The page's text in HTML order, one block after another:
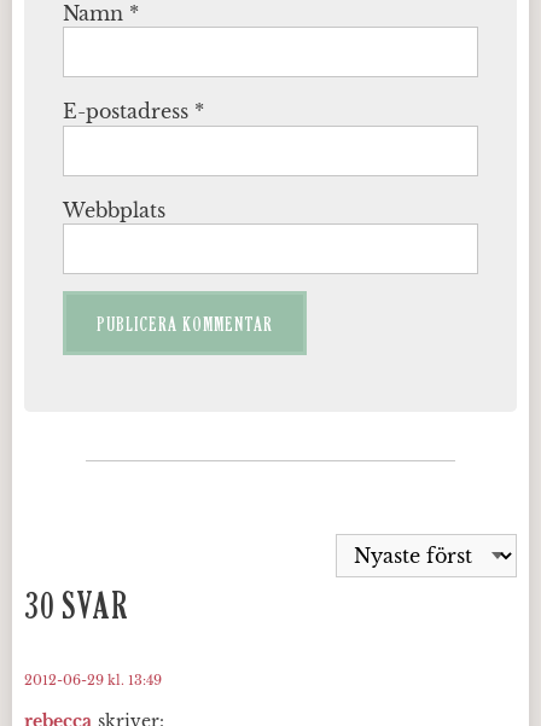
Namn *
E-postadress *
Webbplats
30 SVAR
rebecca skriver:
2012-06-29 kl. 13:49